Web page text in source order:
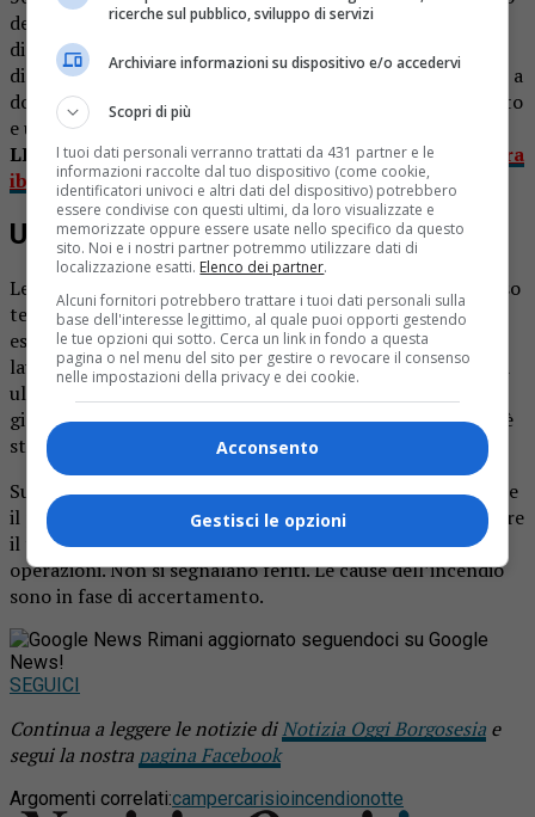
del mattino, due squadre (una proveniente dal
distaccamento di Livorno Ferraris e l’altra dal
distaccamento volontario di Santhià) sono state chiamate a
domare un incendio che ha coinvolto un camper in transito
e una porzione di vegetazione a bordo strada.
LEGGI ANCHE:Impatto frontale, in fiamme una vettura
ibrida. LE FOTO
Un intervento difficile
Le operazioni di spegnimento si sono protratte per diverso
tempo. I vgili del fuoco hanno provveduto alla completa
estinzione del mezzo coinvolto e dell’area circostante,
lavorando per evitare che le fiamme potessero propagarsi
ulteriormente, anche a causa della siccità che in questi
giorni interessa il territorio. Una volta spento l’incendio, è
stata eseguita la messa in sicurezza della zona.
Sul posto sono intervenuti anche gli agenti della Ppolizia e
il personale addetto alla viabilità autostradale, per regolare
il traffico e garantire lo svolgimento in sicurezza delle
operazioni. Non si segnalano feriti. Le cause dell’incendio
sono in fase di accertamento.
Rimani aggiornato seguendoci su Google
News!
SEGUICI
Continua a leggere le notizie diNotizia Oggi Borgosesia e
segui la nostra pagina Facebook
Argomenti correlati:campercarisioincendionotte
ricerche sul pubblico, sviluppo di servizi
Archiviare informazioni su dispositivo e/o accedervi
Scopri di più
I tuoi dati personali verranno trattati da 431 partner e le
informazioni raccolte dal tuo dispositivo (come cookie,
identificatori univoci e altri dati del dispositivo) potrebbero
essere condivise con questi ultimi, da loro visualizzate e
memorizzate oppure essere usate nello specifico da questo
sito. Noi e i nostri partner potremmo utilizzare dati di
localizzazione esatti. Elenco dei partner.
Alcuni fornitori potrebbero trattare i tuoi dati personali sulla
base dell'interesse legittimo, al quale puoi opporti gestendo
le tue opzioni qui sotto. Cerca un link in fondo a questa
pagina o nel menu del sito per gestire o revocare il consenso
nelle impostazioni della privacy e dei cookie.
Acconsento
Gestisci le opzioni